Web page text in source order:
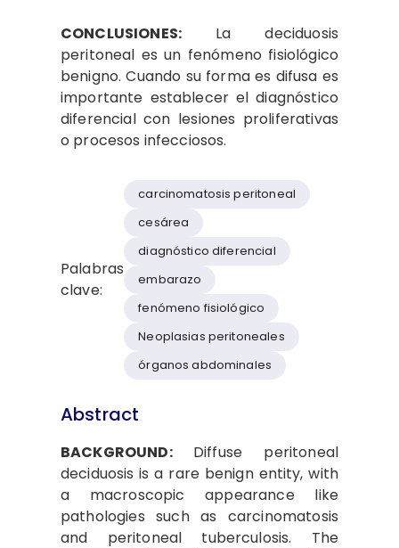
CONCLUSIONES: La deciduosis
peritoneal es un fenómeno fisiológico
benigno. Cuando su forma es difusa es
importante establecer el diagnóstico
diferencial con lesiones proliferativas
o procesos infecciosos.
Palabras
clave:
carcinomatosis peritoneal
cesárea
diagnóstico diferencial
embarazo
fenómeno fisiológico
Neoplasias peritoneales
órganos abdominales
Abstract
BACKGROUND: Diffuse peritoneal
deciduosis is a rare benign entity, with
a macroscopic appearance like
pathologies such as carcinomatosis
and peritoneal tuberculosis. The